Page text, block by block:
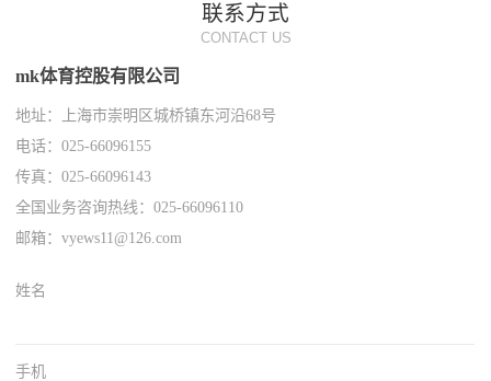
联系方式
CONTACT US
mk体育控股有限公司
地址：上海市崇明区城桥镇东河沿68号
电话：025-66096155
传真：025-66096143
全国业务咨询热线：025-66096110
邮箱：vyews11@126.com
姓名
手机